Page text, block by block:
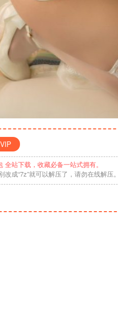
站下载，收藏必备一站式拥有。
成“7z”就可以解压了，请勿在线解压。